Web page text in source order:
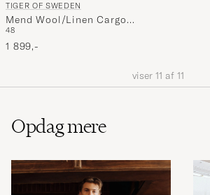
TIGER OF SWEDEN
Mend Wool/Linen Cargo
Trousers Sawgrass Brown
48
1 899,-
viser 11 af 11
Opdag mere